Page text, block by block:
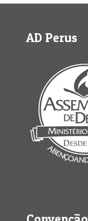
AD Perus